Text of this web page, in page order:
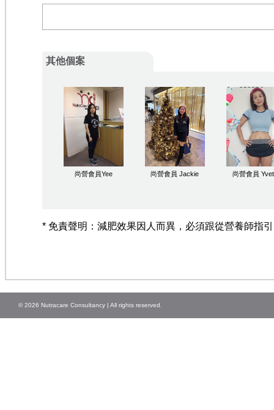
其他個案
尚營會員Yee 尚營會員 Jackie 尚營會員
* 免責聲明：減肥效果因人而異，必須跟從營養師指
© 2026 Nutracare Consultancy | All rights reserved.